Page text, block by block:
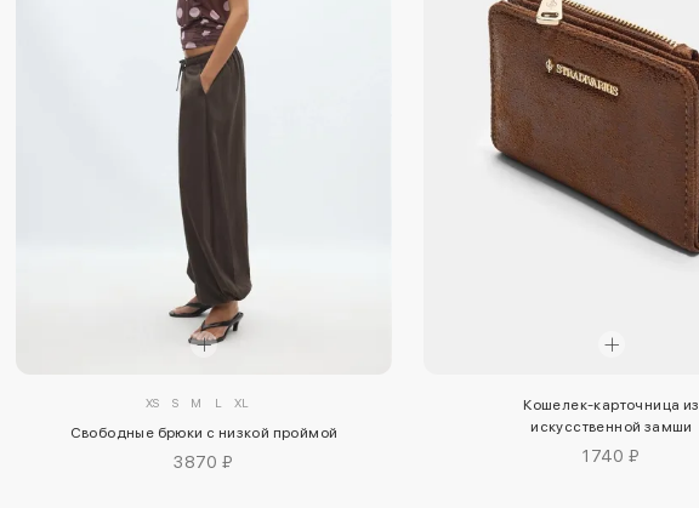
XS S M L XL
Свободные брюки с низкой проймой
3870 ₽
Кошелек-карточница из
искусственной замши
1740 ₽